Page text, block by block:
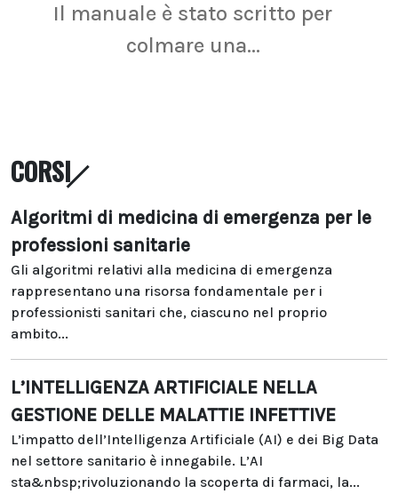
Il manuale è stato scritto per
colmare una...
CORSI
Algoritmi di medicina di emergenza per le
professioni sanitarie
Gli algoritmi relativi alla medicina di emergenza
rappresentano una risorsa fondamentale per i
professionisti sanitari che, ciascuno nel proprio
ambito...
L’INTELLIGENZA ARTIFICIALE NELLA
GESTIONE DELLE MALATTIE INFETTIVE
L’impatto dell’Intelligenza Artificiale (AI) e dei Big Data
nel settore sanitario è innegabile. L’AI
sta&nbsp;rivoluzionando la scoperta di farmaci, la...